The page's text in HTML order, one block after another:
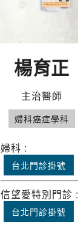
楊育正
主治醫師
婦科癌症學科
婦科 :
台北門診掛號
信望愛特別門診 :
台北門診掛號